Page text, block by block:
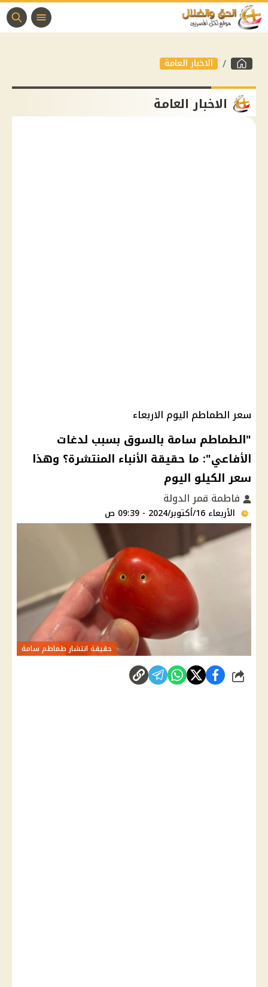
الاخبار العامة
الاخبار العامة
سعر الطماطم اليوم الاربعاء
"الطماطم سامة بالسوق بسبب لدغات
الأفاعي": ما حقيقة الأنباء المنتشرة؟ وهذا
سعر الكيلو اليوم
فاطمة قمر الدولة
الأربعاء 16/أكتوبر/2024 - 09:39 ص
حقيقة انتشار طماطم سامة
شارك